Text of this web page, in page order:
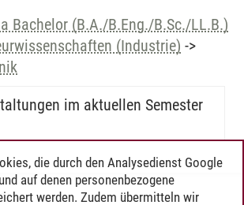
Bachelor (B.A./B.Eng./B.Sc./LL.B.)
(Industrie) ->
im aktuellen Semester
die durch den Analysedienst Google
auf denen personenbezogene
werden. Zudem übermitteln wir